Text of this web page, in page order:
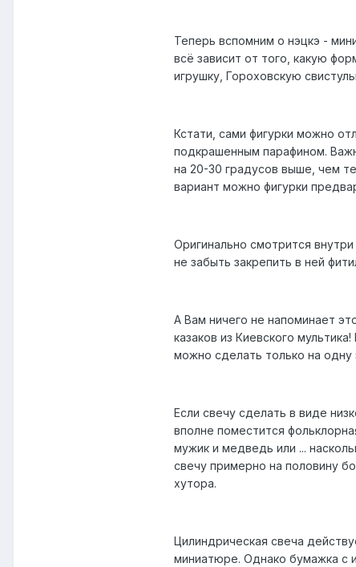
Теперь вспомним о нэцкэ -
всё зависит от того, какую
игрушку, Гороховскую
Кстати, сами фигурки можно
подкрашенным парафином.
на 20-30 градусов выше, чем
вариант можно фигурки
Оригинально смотрится
не забыть закрепить в ней
А Вам ничего не напоминает
казаков из Киевского
можно сделать только на одну
Если свечу сделать в виде
вполне поместится
мужик и медведь или ...
свечу примерно на половину
хутора.
Цилиндрическая свеча
миниатюре. Однако бумажка с